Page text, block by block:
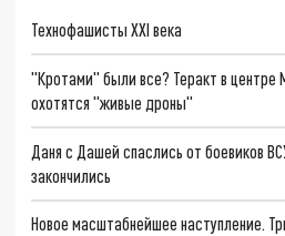
Технофашисты XXI века
"Кротами" были все? Теракт в центре
охотятся "живые дроны"
Даня с Дашей спаслись от боевиков
закончились
Новое масштабнейшее наступление.